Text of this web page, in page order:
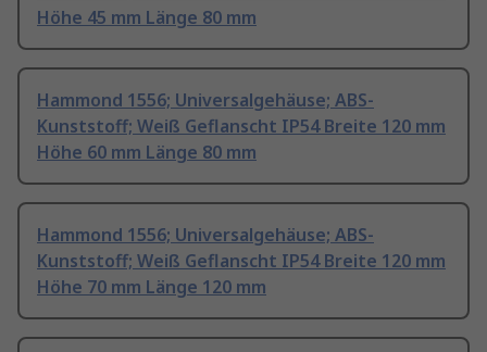
Höhe 45 mm Länge 80 mm
Hammond 1556; Universalgehäuse; ABS-
Kunststoff; Weiß Geflanscht IP54 Breite 120 mm
Höhe 60 mm Länge 80 mm
Hammond 1556; Universalgehäuse; ABS-
Kunststoff; Weiß Geflanscht IP54 Breite 120 mm
Höhe 70 mm Länge 120 mm